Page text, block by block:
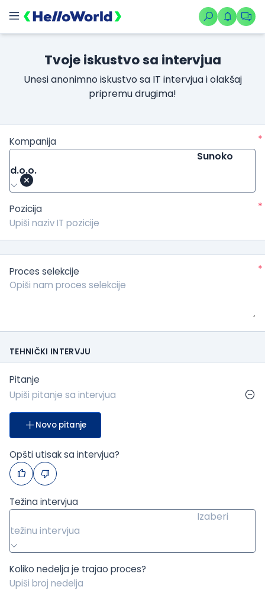
Tvoje iskustvo sa intervjua
Unesi anonimno iskustvo sa IT intervjua i olakšaj
pripremu drugima!
Kompanija
*
Sunoko
d.o.o.
Pozicija *
Proces selekcije *
TEHNIČKI INTERVJU
Pitanje
Novo pitanje
Opšti utisak sa intervjua?
Težina intervjua
Izaberi
težinu intervjua
Koliko nedelja je trajao proces?